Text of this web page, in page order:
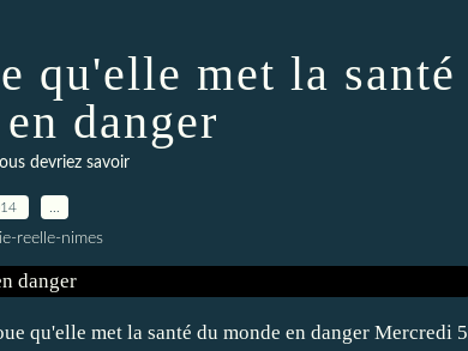
qu'elle met la santé
danger
devriez savoir
reelle-nimes
qu'elle met la santé du monde en danger Mercredi 5